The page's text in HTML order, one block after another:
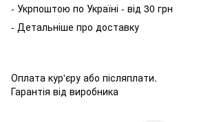
- Укрпоштою по Україні - від 30 грн
- Детальніше про доставку
Оплата кур'єру або післяплати.
Гарантія від виробника